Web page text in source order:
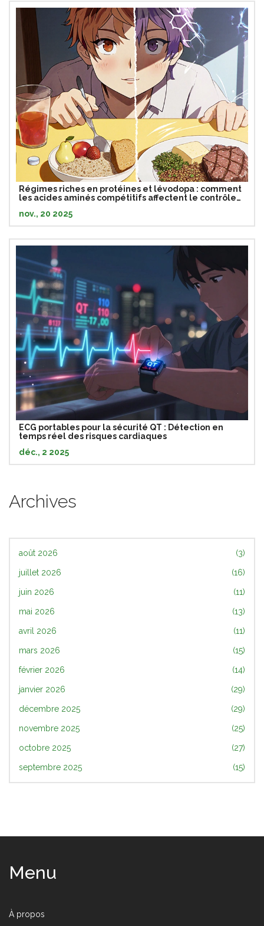
Régimes riches en protéines et lévodopa : comment
les acides aminés compétitifs affectent le contrôle
nov., 20 2025
ECG portables pour la sécurité QT : Détection en
temps réel des risques cardiaques
déc., 2 2025
Archives
août 2026 (3)
juillet 2026 (16)
juin 2026 (11)
mai 2026 (13)
avril 2026 (11)
mars 2026 (15)
février 2026 (14)
janvier 2026 (29)
décembre 2025 (29)
novembre 2025 (25)
octobre 2025 (27)
septembre 2025 (15)
Menu
À propos